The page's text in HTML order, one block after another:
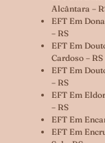
Alcântara –
EFT Em
– RS
EFT Em
Cardoso – RS
EFT Em
– RS
EFT Em
– RS
EFT Em
EFT Em